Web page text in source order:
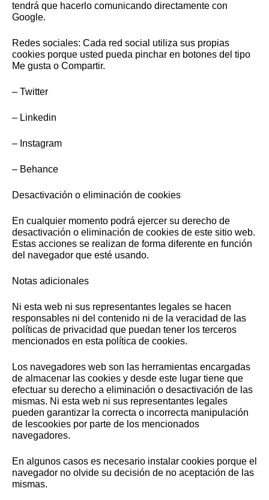
tendrá que hacerlo comunicando directamente con
Google.
Redes sociales: Cada red social utiliza sus propias
cookies porque usted pueda pinchar en botones del tipo
Me gusta o Compartir.
– Twitter
– Linkedin
– Instagram
– Behance
Desactivación o eliminación de cookies
En cualquier momento podrá ejercer su derecho de
desactivación o eliminación de cookies de este sitio web.
Estas acciones se realizan de forma diferente en función
del navegador que esté usando.
Notas adicionales
Ni esta web ni sus representantes legales se hacen
responsables ni del contenido ni de la veracidad de las
políticas de privacidad que puedan tener los terceros
mencionados en esta política de cookies.
Los navegadores web son las herramientas encargadas
de almacenar las cookies y desde este lugar tiene que
efectuar su derecho a eliminación o desactivación de las
mismas. Ni esta web ni sus representantes legales
pueden garantizar la correcta o incorrecta manipulación
de lescookies por parte de los mencionados
navegadores.
En algunos casos es necesario instalar cookies porque el
navegador no olvide su decisión de no aceptación de las
mismas.